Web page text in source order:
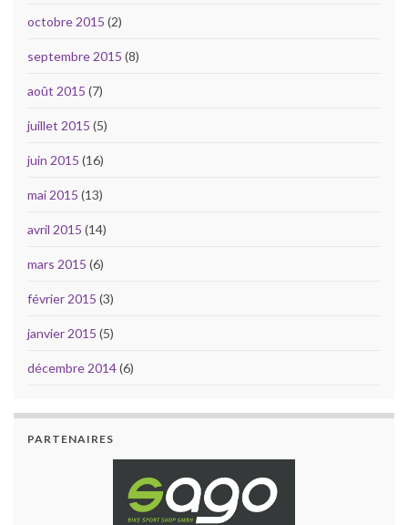
octobre 2015 (2)
septembre 2015 (8)
août 2015 (7)
juillet 2015 (5)
juin 2015 (16)
mai 2015 (13)
avril 2015 (14)
mars 2015 (6)
février 2015 (3)
janvier 2015 (5)
décembre 2014(6)
PARTENAIRES